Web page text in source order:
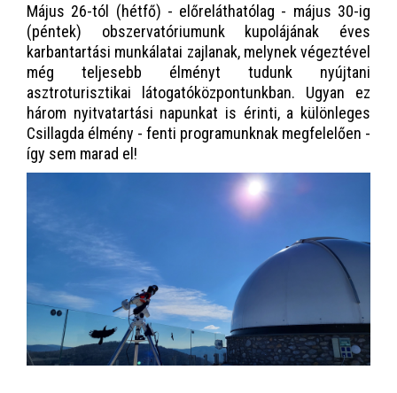
Május 26-tól (hétfő) - előreláthatólag - május 30-ig
(péntek) obszervatóriumunk kupolájának éves
karbantartási munkálatai zajlanak, melynek végeztével
még teljesebb élményt tudunk nyújtani
asztroturisztikai látogatóközpontunkban. Ugyan ez
három nyitvatartási napunkat is érinti, a különleges
Csillagda élmény - fenti programunknak megfelelően -
így sem marad el!